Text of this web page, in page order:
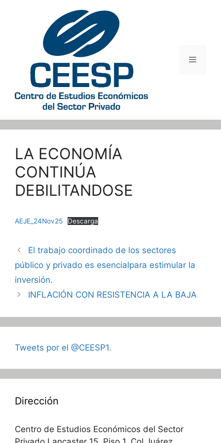
Menú
LA ECONOMÍA
CONTINÚA
DEBILITANDOSE
AEJE_24Nov25 Descarga
El trabajo coordinado de los sectores
público y privado es esencialpara estimular la
inversión.
INFLACIÓN CON RESISTENCIA A LA BAJA
Tweets por el @CEESP1.
Dirección
Centro de Estudios Económicos del Sector